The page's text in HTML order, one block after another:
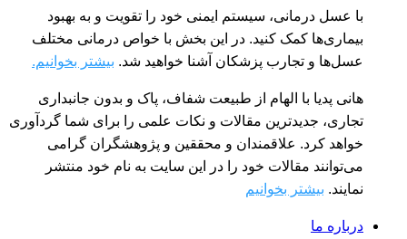
با عسل درمانی، سیستم ایمنی خود را تقویت و به بهبود
بیماری‌ها کمک کنید. در این بخش با خواص درمانی مختلف
عسل‌ها و تجارب پزشکان آشنا خواهید شد. بیشتر بخوانیم.
هانی پدیا با الهام از طبیعت شفاف، پاک و بدون جانبداری
تجاری، جدیدترین مقالات و نکات علمی را برای شما گردآوری
خواهد کرد. علاقمندان و محققین و پژوهشگران گرامی
می‌توانند مقالات خود را در این سایت به نام خود منتشر
نمایند. بیشتر بخوانیم
درباره ما